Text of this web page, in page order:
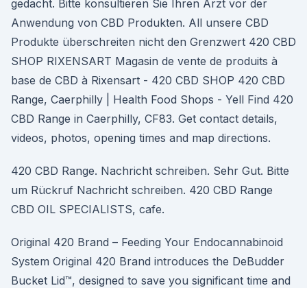
gedacht. Bitte konsultieren Sie Ihren Arzt vor der
Anwendung von CBD Produkten. All unsere CBD
Produkte überschreiten nicht den Grenzwert 420 CBD
SHOP RIXENSART Magasin de vente de produits à
base de CBD à Rixensart - 420 CBD SHOP 420 CBD
Range, Caerphilly | Health Food Shops - Yell Find 420
CBD Range in Caerphilly, CF83. Get contact details,
videos, photos, opening times and map directions.
420 CBD Range. Nachricht schreiben. Sehr Gut. Bitte
um Rückruf Nachricht schreiben. 420 CBD Range
CBD OIL SPECIALISTS, cafe.
Original 420 Brand – Feeding Your Endocannabinoid
System Original 420 Brand introduces the DeBudder
Bucket Lid™, designed to save you significant time and